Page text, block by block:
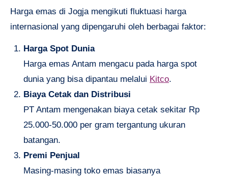
Harga emas di Jogja mengikuti fluktuasi harga
internasional yang dipengaruhi oleh berbagai faktor:
Harga Spot Dunia
Harga emas Antam mengacu pada harga spot
dunia yang bisa dipantau melalui Kitco.
Biaya Cetak dan Distribusi
PT Antam mengenakan biaya cetak sekitar Rp
25.000-50.000 per gram tergantung ukuran
batangan.
Premi Penjual
Masing-masing toko emas biasanya